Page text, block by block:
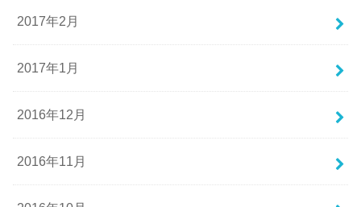
2017年2月
2017年1月
2016年12月
2016年11月